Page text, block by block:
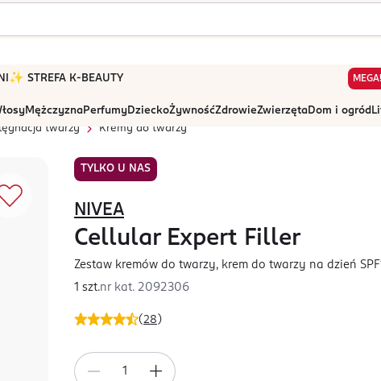
✨ STREFA K-BEAUTY MEGA!
MężczyznaPerfumyDzieckoŻywnośćZdrowieZwierzętaDom i ogród
twarzy Kremy do twarzy
TYLKO U NAS
(28 )
NIVEA
Cellular Expert Filler
Zestaw kremów do twarzy, krem do twarzy na dzień
1 szt.nr kat. 2092306